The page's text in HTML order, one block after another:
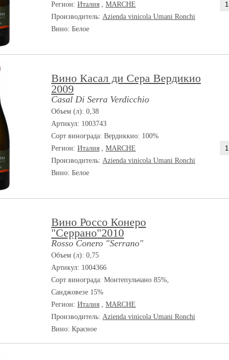
Регион: Италия , MARCHE
Производитель: Azienda vinicola Umani Ronchi
Вино: Белое
Вино Касал ди Сера Вердикио
2009
Casal Di Serra Verdicchio
Объем (л): 0,38
Артикул: 1003743
Сорт винограда: Вердиккио: 100%
Регион: Италия , MARCHE
Производитель: Azienda vinicola Umani Ronchi
Вино: Белое
Вино Россо Конеро
"Серрано"2010
Rosso Conero "Serrano"
Объем (л): 0,75
Артикул: 1004366
Сорт винограда: Монтепульчано 85%,
Санджовезе 15%
Регион: Италия , MARCHE
Производитель: Azienda vinicola Umani Ronchi
Вино: Красное